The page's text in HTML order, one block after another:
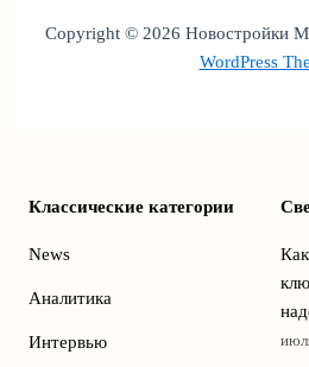
Copyright © 2026 Новостройки
WordPress
Классические категории
News
Аналитика
Интервью